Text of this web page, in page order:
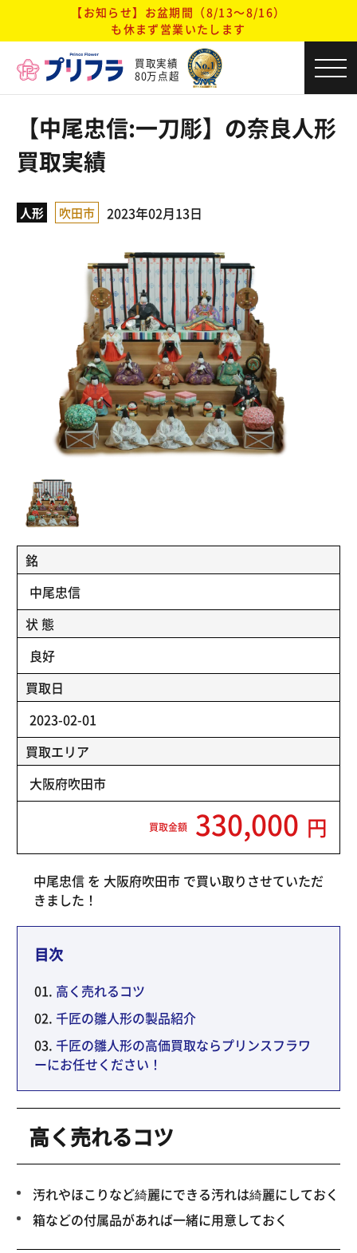
【お知らせ】お盆期間（8/13～8/16）
も休まず営業いたします
買取実績
80万点超
【中尾忠信:一刀彫】の奈良人形
買取実績
人形 吹田市 2023年02月13日
銘
中尾忠信
状 態
良好
買取日
2023-02-01
買取エリア
大阪府吹田市
買取金額 330,000 円
中尾忠信 を 大阪府吹田市 で買い取りさせていただ
きました！
目次
高く売れるコツ
千匠の雛人形の製品紹介
千匠の雛人形の高価買取ならプリンスフラワ
ーにお任せください！
高く売れるコツ
汚れやほこりなど綺麗にできる汚れは綺麗にしておく
箱などの付属品があれば一緒に用意しておく